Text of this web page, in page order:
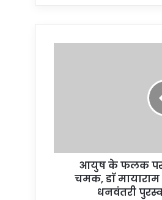
आयुष के फलक पर
चमक, डाॅ मायाराम
धनवंतरी